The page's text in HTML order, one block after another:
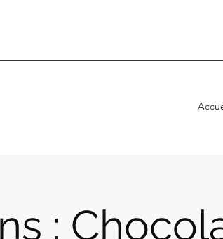
: